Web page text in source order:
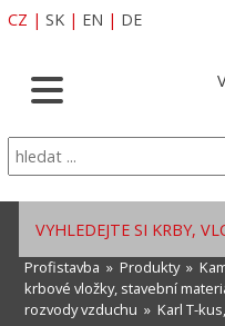
CZ | SK | EN | DE
VYHLEDEJTE SI KRBY,
Profistavba » Produkty»
krbové vložky, stavební
rozvody vzduchu » Karl T-